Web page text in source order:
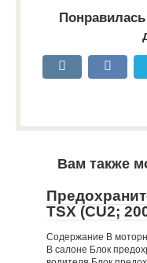
Вам также
TSX (CU2;
Содержание В
В салоне Блок